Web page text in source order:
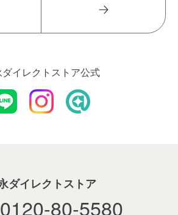
イレクトストア公式
ダイレクトストア
80-5580